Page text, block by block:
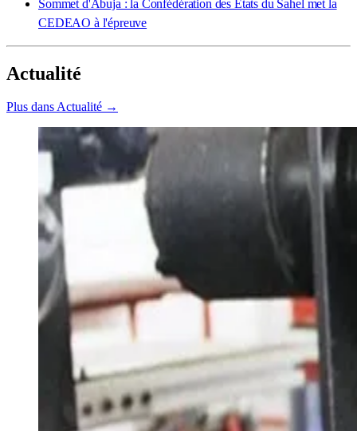
Sommet d'Abuja : la Confédération des États du Sahel met la
CEDEAO à l'épreuve
Actualité
Plus dans Actualité →